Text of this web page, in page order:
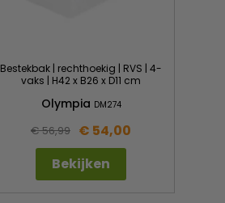
Bestekbak | rechthoekig | RVS | 4-
vaks | H42 x B26 x D11 cm
Olympia DM274
€ 56,99 € 54,00
Bekijken